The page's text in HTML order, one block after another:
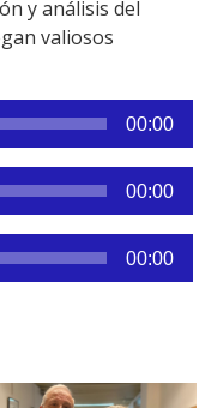
y análisis del
valiosos
00:00
00:00
00:00